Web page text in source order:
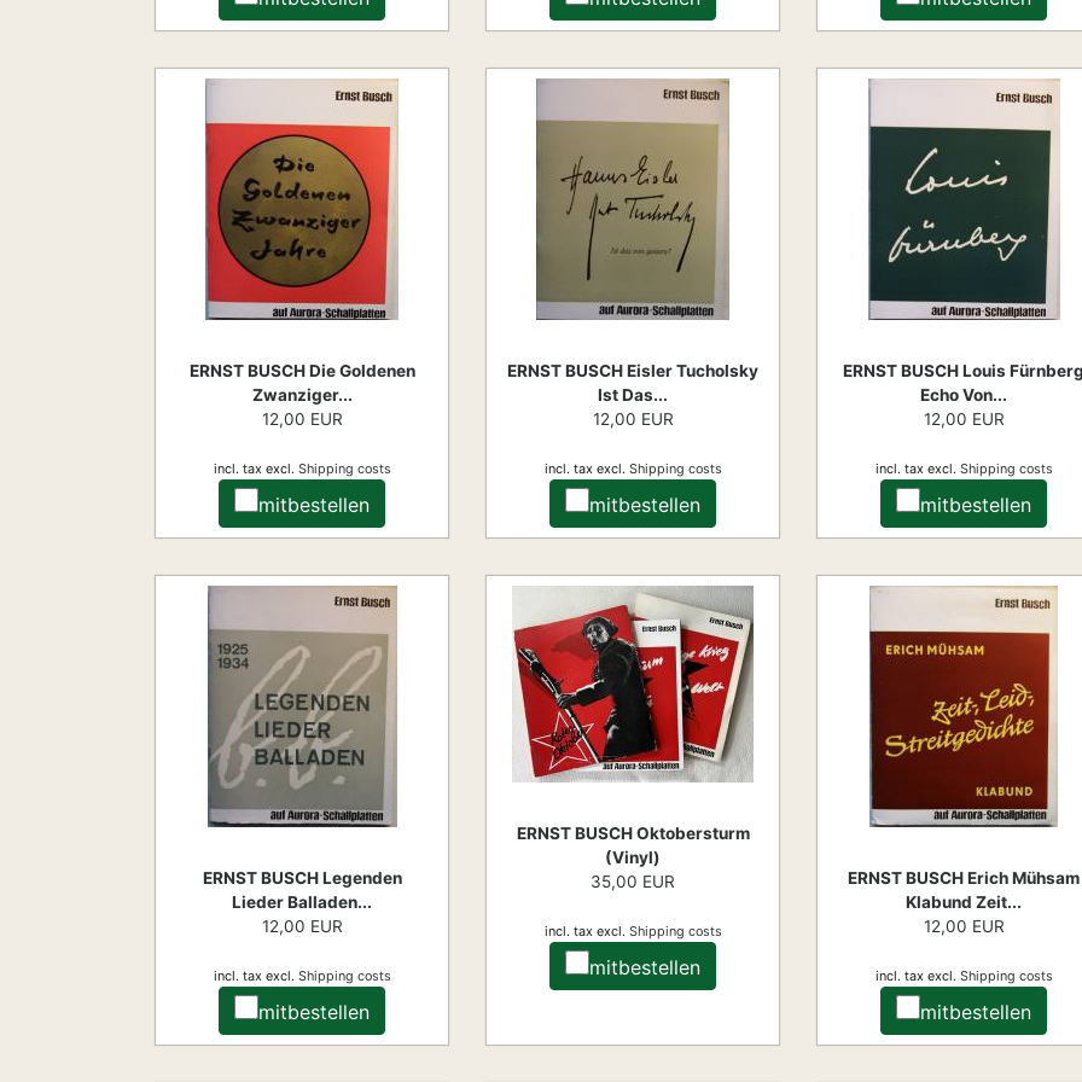
ERNST BUSCH Die Goldenen
Zwanziger...
12,00 EUR
incl. taxexcl. Shipping costs
mitbestellen
ERNST BUSCH Eisler Tucholsky
Ist Das...
12,00 EUR
incl. taxexcl. Shipping costs
mitbestellen
ERNST BUSCH Louis
Echo Von...
12,00 EUR
incl. taxexcl. Shipping costs
mitbestellen
ERNST BUSCH Legenden
Lieder Balladen...
12,00 EUR
incl. taxexcl. Shipping costs
mitbestellen
ERNST BUSCH Oktobersturm
(Vinyl)
35,00 EUR
incl. taxexcl. Shipping costs
mitbestellen
ERNST BUSCH Erich Mühsam
Klabund Zeit...
12,00 EUR
incl. taxexcl. Shipping costs
mitbestellen